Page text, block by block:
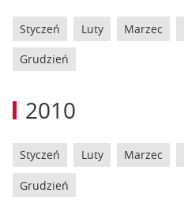
Styczeń Luty Marzec
Grudzień
2010
Styczeń Luty Marzec
Grudzień